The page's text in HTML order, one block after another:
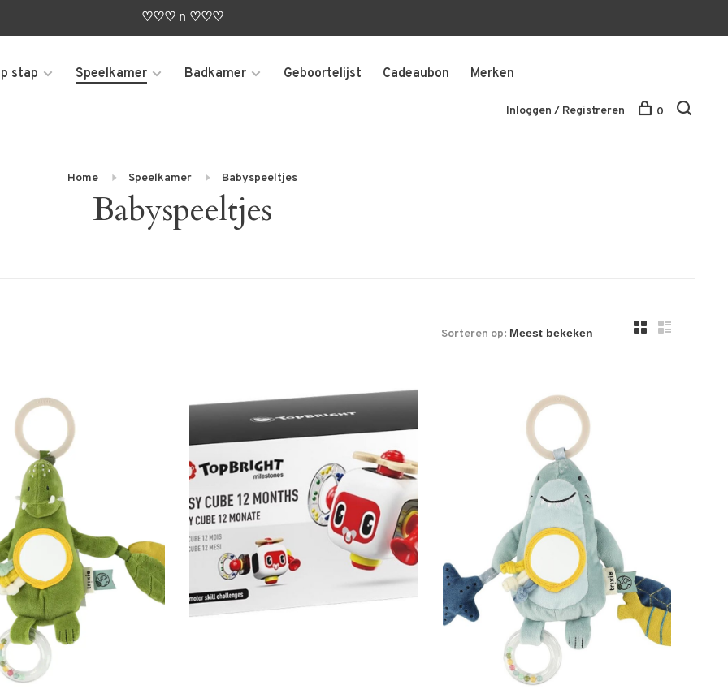
♡♡♡ n ♡♡♡
stap Speelkamer Badkamer Geboortelijst Cadeaubon Merken
Inloggen / Registreren 0
Home Speelkamer Babyspeeltjes
Babyspeeltjes
Sorteren op: